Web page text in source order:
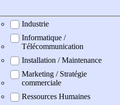
Industrie
Informatique /
Télécommunication
Installation / Maintenance
Marketing / Stratégie
commerciale
Ressources Humaines